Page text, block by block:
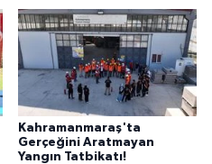
Kahramanmaraş'ta
Gerçeğini Aratmayan
Yangın Tatbikatı!